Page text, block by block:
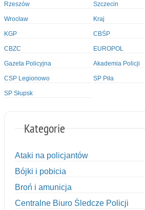
Rzeszów Szczecin
Wrocław Kraj
KGP CBŚP
CBZC EUROPOL
Gazeta Policyjna Akademia Policji
CSP Legionowo SP Piła
SP Słupsk
Kategorie
Ataki na policjantów
Bójki i pobicia
Broń i amunicja
Centralne Biuro Śledcze Policji